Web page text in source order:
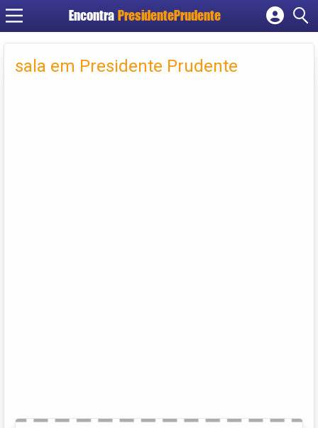
Encontra PresidentePrudente
Cadastrar empresa
Criar conta
sala em Presidente Prudente